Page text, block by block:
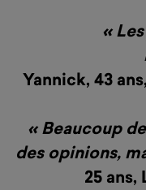
«
Yannick, 43
« Beaucoup
des opinions,
25